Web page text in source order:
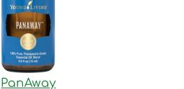
PanAway